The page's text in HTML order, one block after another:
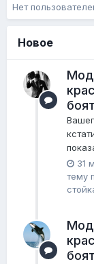
Нет
Новое
31
тему